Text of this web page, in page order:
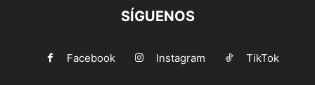
SÍGUENOS
Facebook Instagram TikTok